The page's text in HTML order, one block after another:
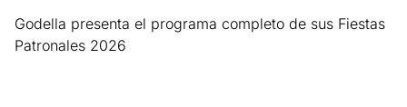
Godella presenta el programa completo de sus Fiestas
Patronales 2026